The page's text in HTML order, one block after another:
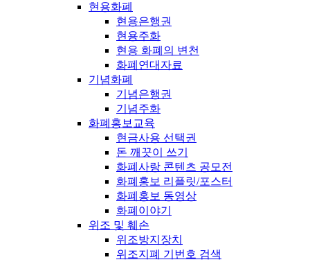
현용화폐
현용은행권
현용주화
현용 화폐의 변천
화폐연대자료
기념화폐
기념은행권
기념주화
화폐홍보교육
현금사용 선택권
돈 깨끗이 쓰기
화폐사랑 콘텐츠 공모전
화폐홍보 리플릿/포스터
화폐홍보 동영상
화폐이야기
위조 및 훼손
위조방지장치
위조지폐 기번호 검색